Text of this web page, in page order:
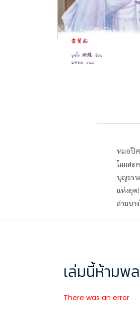
หมอปีศ
โฉมสะ
บุญธรร
แห่งยุค!
ล่ามนา
เล่มนี้ห้ามพ
There was an error